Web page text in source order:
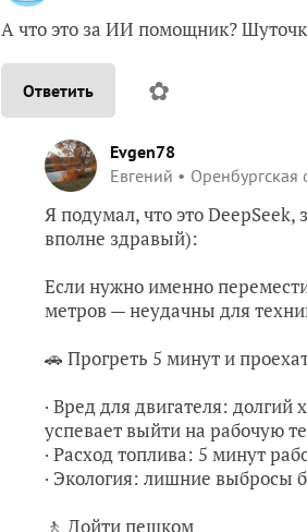
А что это за ИИ помощник?
Ответить ✿
Evgen78
Евгений
Оренбургская
Я подумал, что это DeepSeek,
вполне здравый):
Если нужно именно
метров — неудачны для
🚗 Прогреть 5 минут и
· Вред для двигателя:
успевает выйти на рабочую
· Расход топлива: 5 минут
· Экология: лишние выбросы
🚶 Дойти пешком